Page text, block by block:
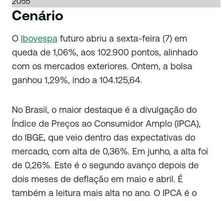
Cenário
O Ibovespa futuro abriu a sexta-feira (7) em
queda de 1,06%, aos 102.900 pontos, alinhado
com os mercados exteriores. Ontem, a bolsa
ganhou 1,29%, indo a 104.125,64.
No Brasil, o maior destaque é a divulgação do
Índice de Preços ao Consumidor Amplo (IPCA),
do IBGE, que veio dentro das expectativas do
mercado, com alta de 0,36%. Em junho, a alta foi
de 0,26%. Este é o segundo avanço depois de
dois meses de deflação em maio e abril. É
também a leitura mais alta no ano. O IPCA é o